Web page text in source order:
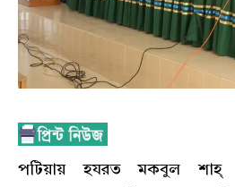
পটিয়ায় হযরত মকবুল শাহ্